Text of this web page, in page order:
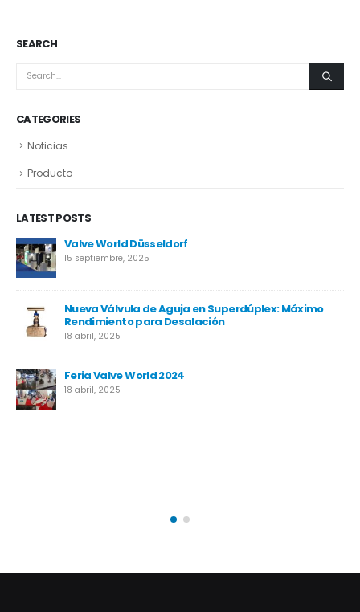
SEARCH
CATEGORIES
Noticias
Producto
LATEST POSTS
Neom
17 abril, 2025
Proyecto MIRFA 2
17 abril, 2025
Proyecto Temane
17 abril, 2025